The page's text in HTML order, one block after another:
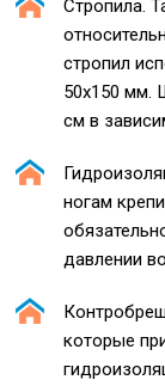
Стропила.
стропил
50х150 мм.
см в
ногам
давлении
которые